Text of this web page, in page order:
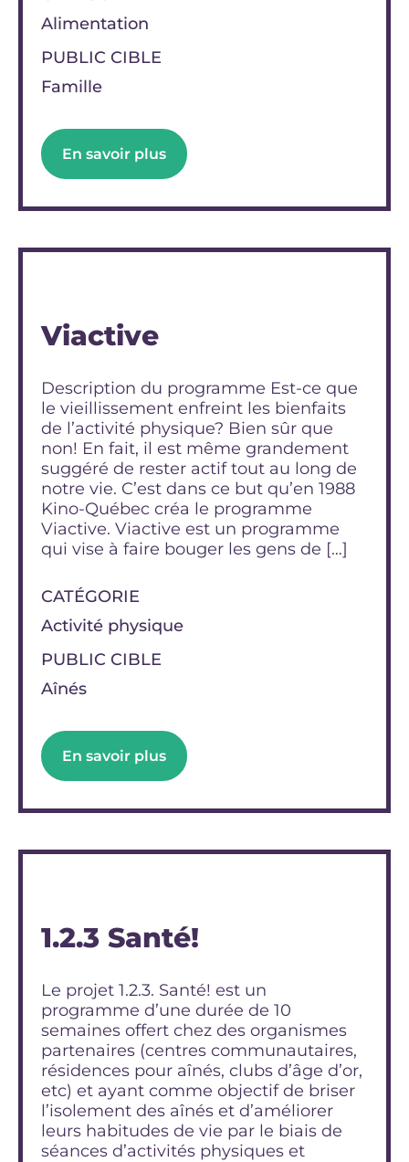
Alimentation
PUBLIC CIBLE
Famille
En savoir plus
Viactive
Description du programme Est-ce que
le vieillissement enfreint les bienfaits
de l’activité physique? Bien sûr que
non! En fait, il est même grandement
suggéré de rester actif tout au long de
notre vie. C’est dans ce but qu’en 1988
Kino-Québec créa le programme
Viactive. Viactive est un programme
qui vise à faire bouger les gens de […]
CATÉGORIE
Activité physique
PUBLIC CIBLE
Aînés
En savoir plus
1.2.3 Santé!
Le projet 1.2.3. Santé! est un
programme d’une durée de 10
semaines offert chez des organismes
partenaires (centres communautaires,
résidences pour aînés, clubs d’âge d’or,
etc) et ayant comme objectif de briser
l’isolement des aînés et d’améliorer
leurs habitudes de vie par le biais de
séances d’activités physiques et